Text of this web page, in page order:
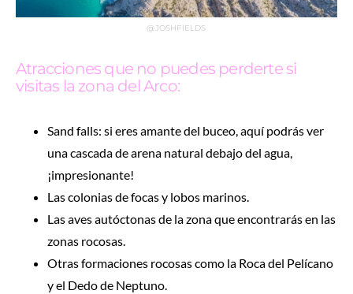
@JOSHFIELDS
Atracciones que no puedes perderte si
visitas la zona del Arco:
Sand falls: si eres amante del buceo, aquí podrás ver
una cascada de arena natural debajo del agua,
¡impresionante!
Las colonias de focas y lobos marinos.
Las aves autóctonas de la zona que encontrarás en las
zonas rocosas.
Otras formaciones rocosas como la Roca del Pelícano
y el Dedo de Neptuno.